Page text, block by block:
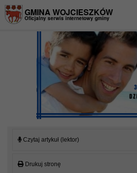
GMINA WOJCIESZKÓW
Oficjalny serwis internetowy gminy
Czytaj artykuł (lektor)
Drukuj stronę